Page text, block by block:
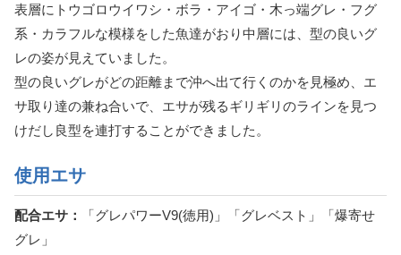
表層にトウゴロウイワシ・ボラ・アイゴ・木っ端グレ・フグ
系・カラフルな模様をした魚達がおり中層には、型の良いグ
レの姿が見えていました。
型の良いグレがどの距離まで沖へ出て行くのかを見極め、エ
サ取り達の兼ね合いで、エサが残るギリギリのラインを見つ
けだし良型を連打することができました。
使用エサ
配合エサ：
「グレパワーV9(徳用)」「グレベスト」「爆寄せ
グレ」